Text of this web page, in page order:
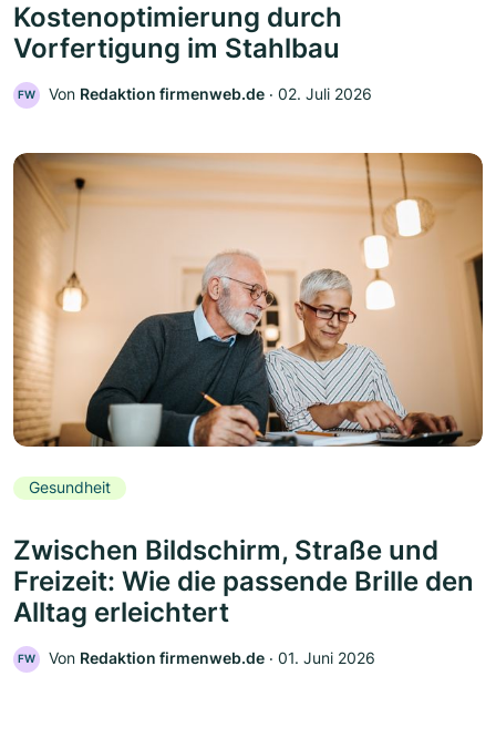
Kostenoptimierung durch
Vorfertigung im Stahlbau
FW Von Redaktion firmenweb.de ‧ 02. Juli 2026
Gesundheit
Zwischen Bildschirm, Straße und
Freizeit: Wie die passende Brille den
Alltag erleichtert
FW Von Redaktion firmenweb.de ‧ 01. Juni 2026